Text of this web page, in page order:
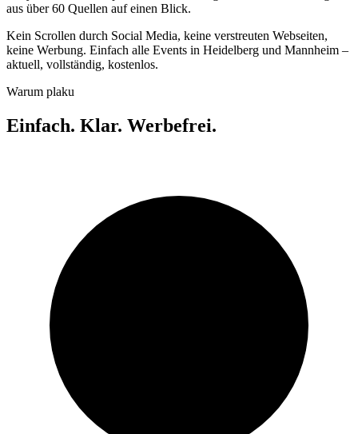
aus über 60 Quellen auf einen Blick.
Kein Scrollen durch Social Media, keine verstreuten Webseiten,
keine Werbung. Einfach alle Events in Heidelberg und Mannheim –
aktuell, vollständig, kostenlos.
Warum plaku
Einfach. Klar. Werbefrei.